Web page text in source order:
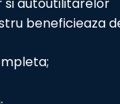
beneficieaza